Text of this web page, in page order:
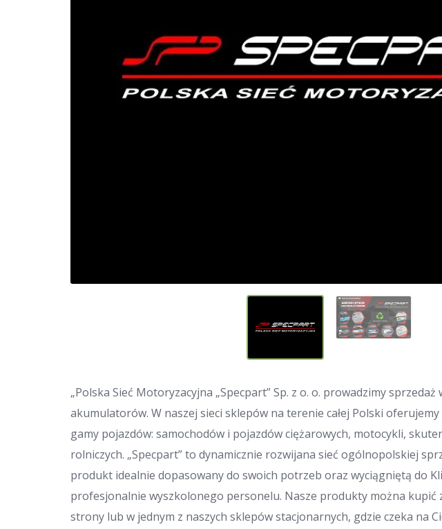
„Polska Sieć Motoryzacyjna „Specpart” Sp. z o. o. prowadzimy sprzedaż
akumulatorów. W naszej sieci sklepów na terenie całej Polski
gamy pojazdów: samochodów i pojazdów ciężarowych, motocykli,
rolniczych. „Specpart” to dynamicznie rozwijana sieć ogólnopolskiej
produkt idealnie dopasowany do swoich potrzeb oraz wyciągniętą do
profesjonalnie wyszkolonego personelu. Nasze produkty można kupić
strony lub w jednym z naszych sklepów stacjonarnych, gdzie czeka na